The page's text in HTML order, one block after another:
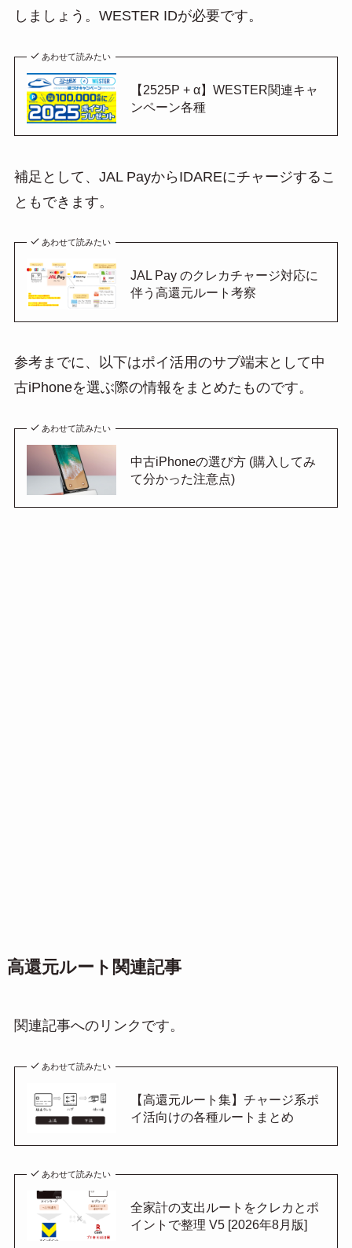
しましょう。WESTER IDが必要です。
あわせて読みたい
【2525P + α】WESTER関連キャ
ンペーン各種
補足として、JAL PayからIDAREにチャージするこ
ともできます。
あわせて読みたい
JAL Pay のクレカチャージ対応に
伴う高還元ルート考察
参考までに、以下はポイ活用のサブ端末として中
古iPhoneを選ぶ際の情報をまとめたものです。
あわせて読みたい
中古iPhoneの選び方 (購入してみ
て分かった注意点)
高還元ルート関連記事
関連記事へのリンクです。
あわせて読みたい
【高還元ルート集】チャージ系ポ
イ活向けの各種ルートまとめ
あわせて読みたい
全家計の支出ルートをクレカとポ
イントで整理 V5 [2026年8月版]